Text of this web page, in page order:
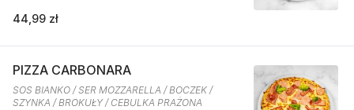
44,99 zł
PIZZA CARBONARA
SOS BIANKO / SER MOZZARELLA / BOCZEK /
SZYNKA / BROKUŁY / CEBULKA PRAŻONA